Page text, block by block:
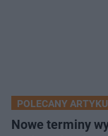
POLECANY
Nowe terminy